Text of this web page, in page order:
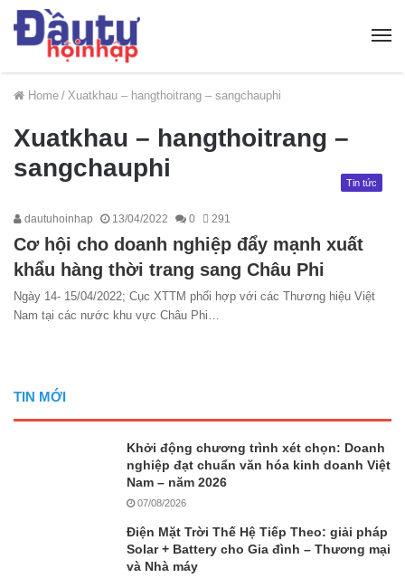
Home / Xuatkhau – hangthoitrang – sangchauphi
Xuatkhau – hangthoitrang –
sangchauphi
Tin tức
dautuhoinhap 13/04/2022 0 291
Cơ hội cho doanh nghiệp đẩy mạnh xuất
khẩu hàng thời trang sang Châu Phi
Ngày 14- 15/04/2022; Cục XTTM phối hợp với các Thương hiệu Việt
Nam tại các nước khu vực Châu Phi…
TIN MỚI
Khởi động chương trình xét chọn: Doanh
nghiệp đạt chuẩn văn hóa kinh doanh Việt
Nam – năm 2026
07/08/2026
Điện Mặt Trời Thế Hệ Tiếp Theo: giải pháp
Solar + Battery cho Gia đình – Thương mại
và Nhà máy